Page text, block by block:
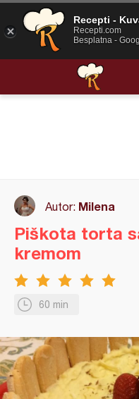
Autor: Milena
60 min
Piškota torta
kremom
Recepti -
Recepti.com
Besplatna -